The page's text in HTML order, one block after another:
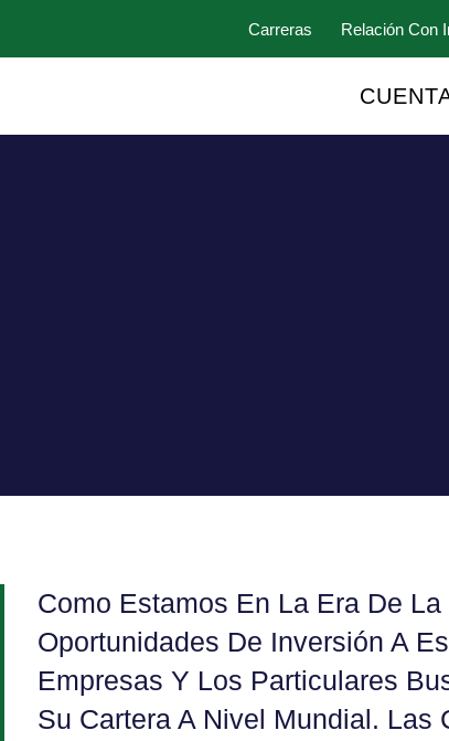
Carreras Relación Con
Como Estamos En La Era De
Oportunidades De Inversión A
Empresas Y Los Particulares
Su Cartera A Nivel Mundial. Las